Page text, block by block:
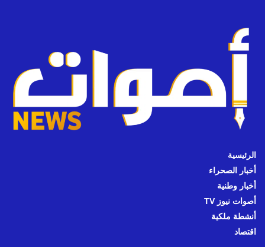
الرئيسية
أخبار الصحراء
أخبار وطنية
أصوات نيوز TV
أنشطة ملكية
اقتصاد